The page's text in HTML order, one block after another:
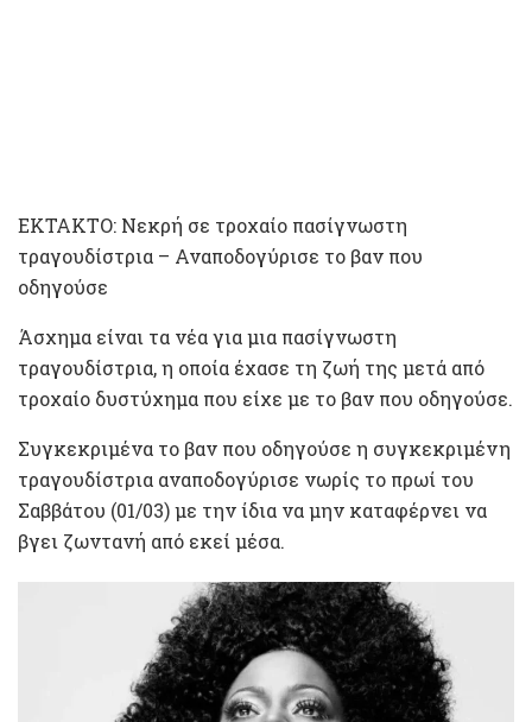
ΕΚΤΑΚΤΟ: Νεκρή σε τροχαίο πασίγνωστη
τραγουδίστρια – Αναποδογύρισε το βαν που
οδηγούσε
Άσχημα είναι τα νέα για μια πασίγνωστη
τραγουδίστρια, η οποία έχασε τη ζωή της μετά από
τροχαίο δυστύχημα που είχε με το βαν που οδηγούσε.
Συγκεκριμένα το βαν που οδηγούσε η συγκεκριμένη
τραγουδίστρια αναποδογύρισε νωρίς το πρωί του
Σαββάτου (01/03) με την ίδια να μην καταφέρνει να
βγει ζωντανή από εκεί μέσα.